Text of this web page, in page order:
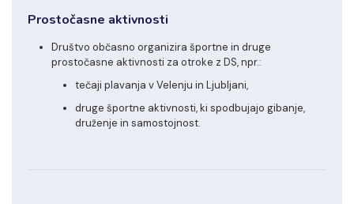
Prostočasne aktivnosti
Društvo občasno organizira športne in druge
prostočasne aktivnosti za otroke z DS, npr.:
tečaji plavanja v Velenju in Ljubljani,
druge športne aktivnosti, ki spodbujajo gibanje,
druženje in samostojnost.